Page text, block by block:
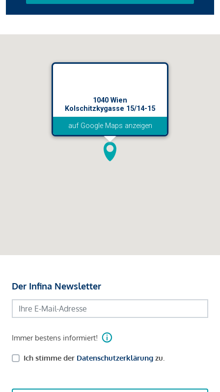
1040 Wien
Kolschitzkygasse 15/14-15
auf Google Maps anzeigen
Der Infina Newsletter
Immer bestens informiert!
Ich stimme der Datenschutzerklärung zu.